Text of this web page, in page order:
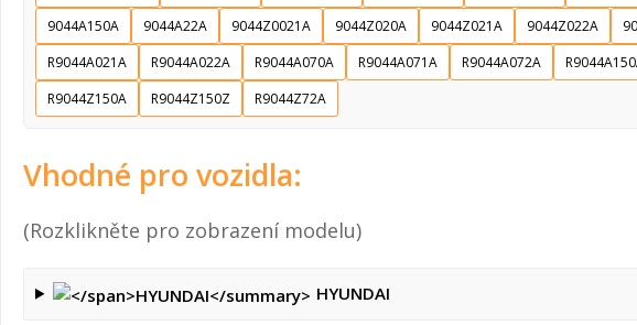
9044A150A
9044A22A 9044Z0021A 9044Z020A 9044Z021A 9044Z022A
R9044A021A
R9044A022A R9044A070A R9044A071A R9044A072A
R9044Z150A
R9044Z150Z R9044Z72A
Vhodné pro vozidla:
(Rozklikněte pro zobrazení modelu)
HYUNDAI